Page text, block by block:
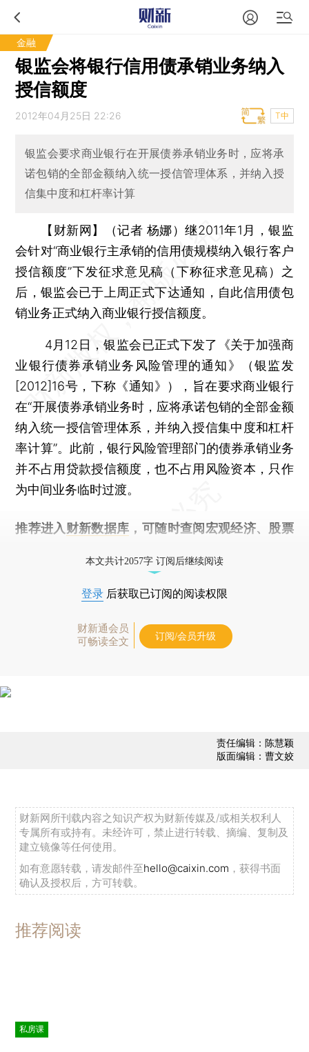
金融
银监会将银行信用债承销业务纳入
授信额度
2012年04月25日 22:26 T中
银监会要求商业银行在开展债券承销业务时，应将承
诺包销的全部金额纳入统一授信管理体系，并纳入授
信集中度和杠杆率计算
【财新网】（记者 杨娜）继2011年1月，银监
会针对“商业银行主承销的信用债规模纳入银行客户
授信额度”下发征求意见稿（下称征求意见稿）之
后，银监会已于上周正式下达通知，自此信用债包
销业务正式纳入商业银行授信额度。
4月12日，银监会已正式下发了《关于加强商
业银行债券承销业务风险管理的通知》（银监发
[2012]16号，下称《通知》），旨在要求商业银行
在“开展债券承销业务时，应将承诺包销的全部金额
纳入统一授信管理体系，并纳入授信集中度和杠杆
率计算”。此前，银行风险管理部门的债券承销业务
并不占用贷款授信额度，也不占用风险资本，只作
为中间业务临时过渡。
推荐进入 财新数据库 ，可随时查阅宏观经济、股票
本文共计2057字 订阅后继续阅读
登录 后获取已订阅的阅读权限
财新通会员
可畅读全文
订阅/会员升级
责任编辑：陈慧颖
版面编辑：曹文姣
财新网所刊载内容之知识产权为财新传媒及/或相关权利人
专属所有或持有。未经许可，禁止进行转载、摘编、复制及
建立镜像等任何使用。
如有意愿转载，请发邮件至hello@caixin.com ，获得书面
确认及授权后，方可转载。
推荐阅读
私房课